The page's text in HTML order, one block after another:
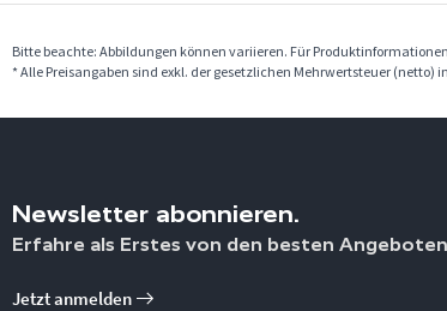
Bitte beachte: Abbildungen können variieren. Für
* Alle Preisangaben sind exkl. der gesetzlichen Mehrwertsteuer (netto)
Newsletter abonnieren.
Erfahre als Erstes von den besten
Jetzt anmelden